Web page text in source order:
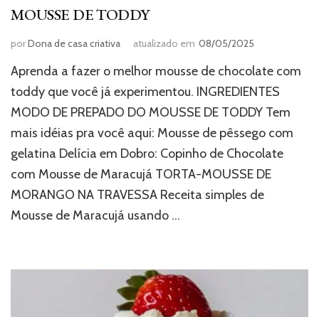
MOUSSE DE TODDY
porDona de casa criativa atualizado em 08/05/2025
Aprenda a fazer o melhor mousse de chocolate com
toddy que você já experimentou. INGREDIENTES
MODO DE PREPADO DO MOUSSE DE TODDY Tem
mais idéias pra você aqui: Mousse de pêssego com
gelatina Delícia em Dobro: Copinho de Chocolate
com Mousse de Maracujá TORTA-MOUSSE DE
MORANGO NA TRAVESSA Receita simples de
Mousse de Maracujá usando …